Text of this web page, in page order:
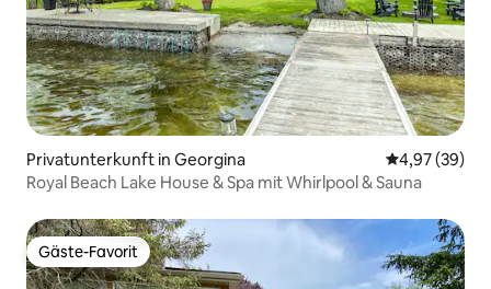
Privatunterkunft in Georgina
4,97 (39)
Royal Beach Lake House & Spa mit Whirlpool & Sauna
Gäste-Favorit
Gäste-Favorit